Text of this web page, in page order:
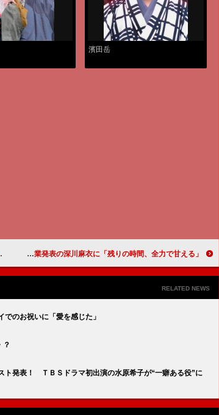
濱田岳
乃木坂４６、生駒里奈らが成人式で乃木神社にお参り 卒業発表の深川麻衣に「残りの時間、全力で甘える」
RELATED NEWS
のお祝いに「愛を感じた」
？
ト発表！ ＴＢＳドラマ初出演の水原希子が“一癖ある役”に